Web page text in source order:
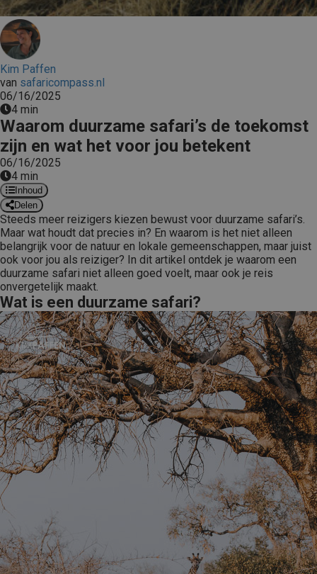
Kim Paffen
van safaricompass.nl
06/16/2025
4 min
Waarom duurzame safari’s de toekomst
zijn en wat het voor jou betekent
06/16/2025
4 min
Inhoud
Delen
Steeds meer reizigers kiezen bewust voor duurzame safari’s.
Maar wat houdt dat precies in? En waarom is het niet alleen
belangrijk voor de natuur en lokale gemeenschappen, maar juist
ook voor jou als reiziger? In dit artikel ontdek je waarom een
duurzame safari niet alleen goed voelt, maar ook je reis
onvergetelijk maakt.
Wat is een duurzame safari?